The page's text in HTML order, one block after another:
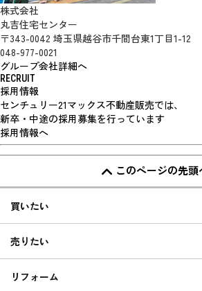
株式会社
丸吉住宅センター
〒343-0042 埼玉県越谷市千間台東1丁目1-12
048-977-0021
グループ会社詳細へ
RECRUIT
採用情報
センチュリー21マックス不動産販売では、
新卒・中途の採用募集を行っています
採用情報へ
このページの先頭
買いたい
売りたい
リフォーム